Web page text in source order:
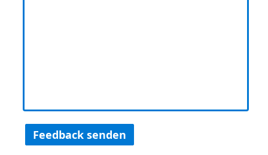
Feedback senden